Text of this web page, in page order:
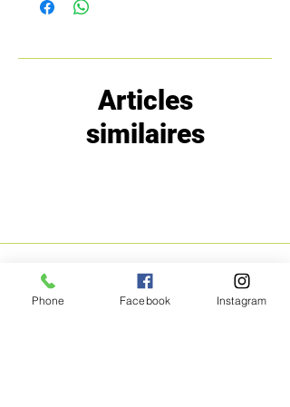
Articles
similaires
MENU POLITIQUE
Phone Facebook Instagram